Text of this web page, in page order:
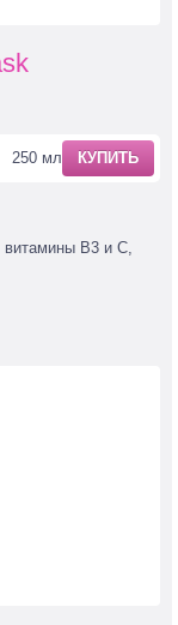
250 мл КУПИТЬ
витамины В3 и С,